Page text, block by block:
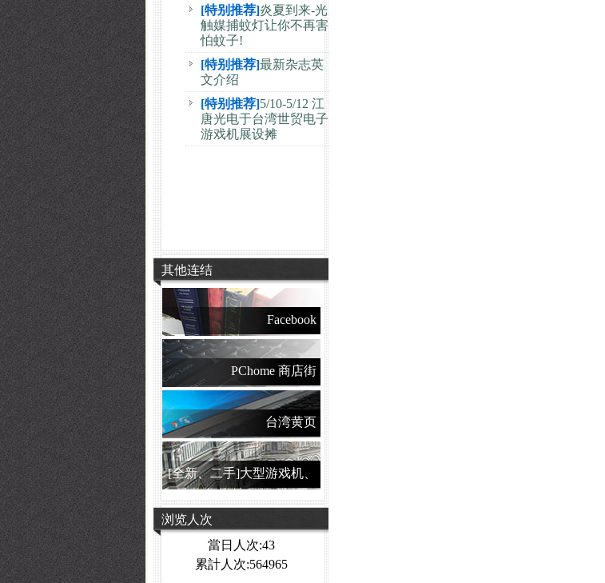
[特别推荐]
炎夏到来-光
触媒捕蚊灯让你不再害
怕蚊子!
[特别推荐]最新杂志英
文介绍
[特别推荐]5/10-5/12 江
唐光电于台湾世贸电子
其他连结
Facebook
PChome 商店街
台湾黄页
[全新、二手]大型游戏机、
浏览人次
當日人次:43
累計人次:564965